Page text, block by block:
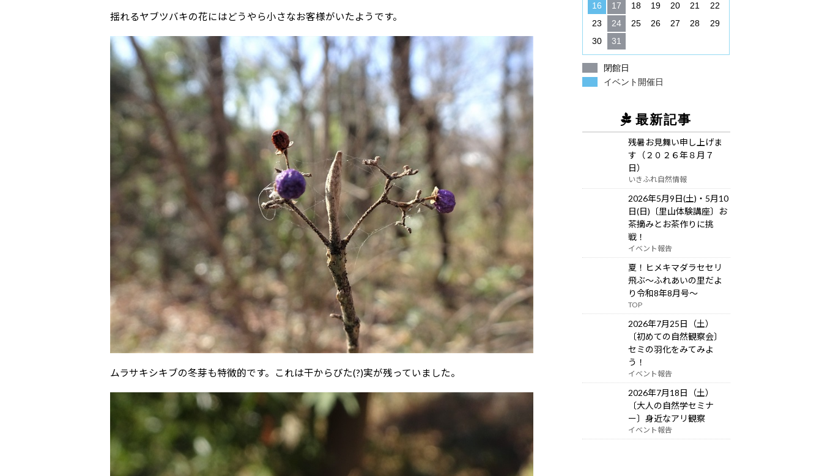
揺れるヤブツバキの花にはどうやら小さなお客様がいたようです。
ムラサキシキブの冬芽も特徴的です。これは干からびた(?)実が残っていました。
16
17 18 19 20 21
22
23
24 25 26 27 28
29
30
31
閉館日
イベント開催日
最新記事
残暑お見舞い申し上げま
す（２０２６年８月７
日）
いきふれ自然情報
2026年5月9日(土)・5月10
日(日)〔里山体験講座〕お
茶摘みとお茶作りに挑
戦！
イベント報告
夏！ヒメキマダラセセリ
飛ぶ～ふれあいの里だよ
り令和8年8月号～
TOP
2026年7月25日（土）
〔初めての自然観察会〕
セミの羽化をみてみよ
う！
イベント報告
2026年7月18日（土）
〔大人の自然学セミナ
ー〕身近なアリ観察
イベント報告